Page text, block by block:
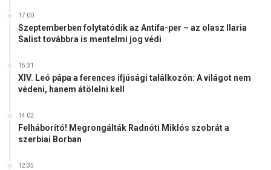
17:00
Szeptemberben folytatódik az Antifa-per – az olasz Ilaria
Salist továbbra is mentelmi jog védi
15:31
XIV. Leó pápa a ferences ifjúsági találkozón: A világot nem
védeni, hanem átölelni kell
14:02
Felháborító! Megrongálták Radnóti Miklós szobrát a
szerbiai Borban
12:35